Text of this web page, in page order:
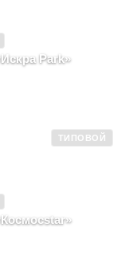
Park»
ТИПОВОЙ